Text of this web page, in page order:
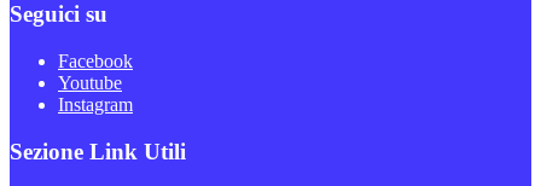
Seguici su
Facebook
Youtube
Instagram
Sezione Link Utili